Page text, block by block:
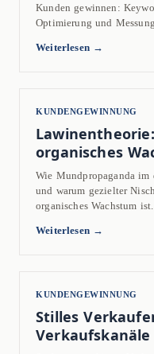
Kunden gewinnen:
Optimierung und Messung.
Weiterlesen →
KUNDENGEWINNUNG
organisches
Wie Mundpropaganda
und warum gezielter
organisches Wachstum ist.
Weiterlesen →
KUNDENGEWINNUNG
Stilles
Verkaufskanäle